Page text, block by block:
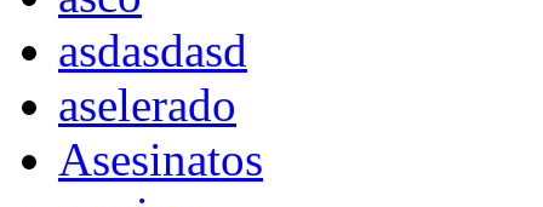
asdasdasd
aselerado
Asesinatos